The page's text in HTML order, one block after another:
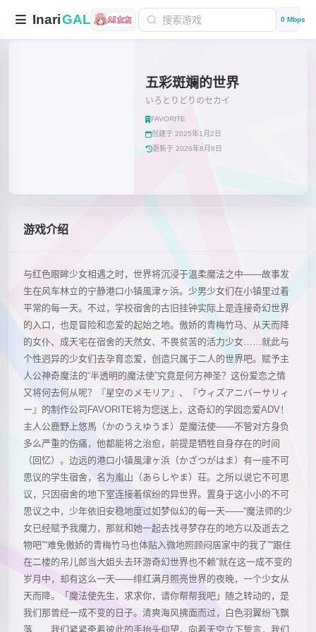
InariGAL 0 Mbps
五彩斑斓的世界
いろとりどりのセカイ
FAVORITE
创建于 2025年1月2日
更新于 2026年8月8日
游戏介绍
与红色眼眸少女相遇之时，世界将沉浸于温柔魔法之中——故事发
生在风车林立的宁静港口小镇風津ヶ浜。少男少女们在小镇里过着
平常的每一天。不过，学校宿舍的古旧挂钟实际上是连接奇幻世界
的入口，也是冒险和恋爱的起始之地。傲娇的青梅竹马、从天而降
的女仆、成天宅在宿舍的天然女、不畏贫苦的活力少女……就此与
个性迥异的少女们去孕育恋爱，创造只属于二人的世界吧。赋予主
人公神奇魔法的“半透明的魔法使”究竟是何方神圣？这份爱恋之情
又将何去何从呢？『星空のメモリア』、『ウィズアニバーサリィ
ー』的制作公司FAVORITE将为您送上，这奇幻的学园恋爱ADV！
主人公鹿野上悠馬（かのうえゆうま）是魔法使——不管对方身负
多么严重的伤痛，他都能将之治愈，前提是牺牲自身存在的时间
（回忆）。边远的港口小镇風津ヶ浜（かざつがはま）有一座不可
思议的学生宿舍，名为嵐山（あらしやま）荘。之所以说它不可思
议，只因宿舍的地下室连接着缤纷的异世界。置身于这小小的不可
思议之中，少年依旧安稳地度过如梦似幻的每一天——“魔法师的少
女已经赋予我魔力，那就和她一起去找寻梦存在的地方以及逝去之
物吧”“难免傲娇的青梅竹马也体贴入微地照顾闷居家中的我了”“跟住
在二楼的吊儿郎当大姐头去环游奇幻世界也不赖”就在这一成不变的
岁月中，却有这么一天——绯红满月照亮世界的夜晚，一个少女从
天而降。「魔法使先生，求求你，请你帮帮我吧」随之转动的，是
我们那曾经一成不变的日子。清爽海风拂面而过，白色羽翼纷飞飘
落……我们紧紧牵着彼此的手抬头仰望，向着天空立下誓言，我们